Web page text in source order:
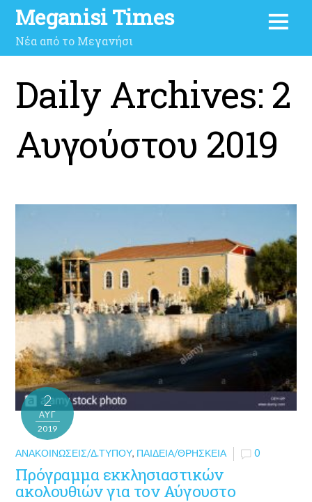
Meganisi Times
Νέα από το Μεγανήσι
Daily Archives: 2
Αυγούστου 2019
2
ΑΥΓ
2019
ΑΝΑΚΟΙΝΏΣΕΙΣ/Δ.ΤΎΠΟΥ, ΠΑΙΔΕΊΑ/ΘΡΗΣΚΕΊΑ 0
Πρόγραμμα εκκλησιαστικών
ακολουθιών για τον Αύγουστο